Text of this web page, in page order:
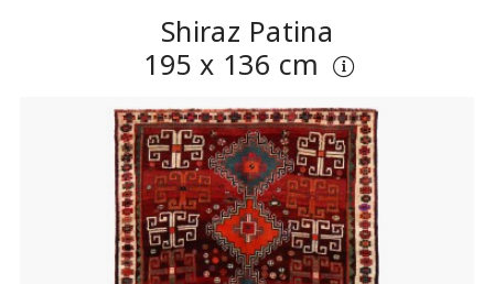
Shiraz Patina
195 x 136 cm